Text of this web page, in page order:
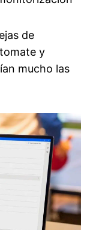
de
y
mucho las